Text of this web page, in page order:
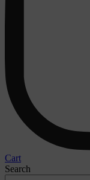
Cart
Search